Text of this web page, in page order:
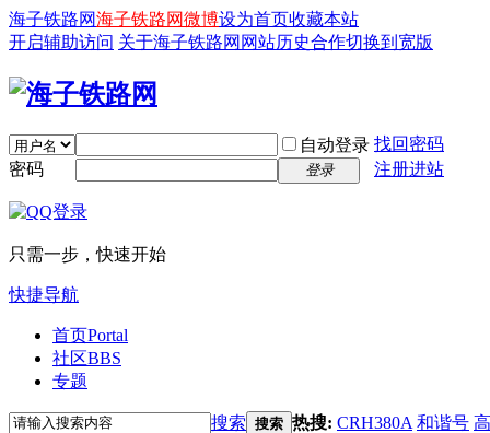
海子铁路网海子铁路网微博设为首页收藏本站
开启辅助访问 关于海子铁路网 网站历史合作切换到宽版
自动登录 找回密码
密码
登录 注册进站
只需一步，快速开始
快捷导航
首页Portal
社区BBS
专题
搜索 搜索 热搜: CRH380A 和谐号